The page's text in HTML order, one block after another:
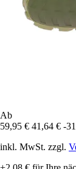
Ab
59,95 € 41,64 € -
inkl. MwSt. zzgl.